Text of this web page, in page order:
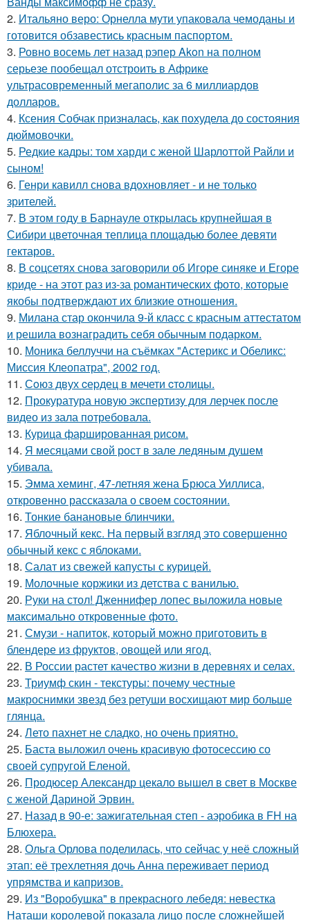
2. Итальяно веро: Орнелла мути упаковала чемоданы и
готовится обзавестись красным паспортом.
3. Ровно восемь лет назад рэпер Akon на полном
серьезе пообещал отстроить в Африке
ультрасовременный мегаполис за 6 миллиардов
долларов.
4. Ксения Собчак призналась, как похудела до состояния
дюймовочки.
5. Редкие кадры: том харди с женой Шарлоттой Райли и
сыном!
6. Генри кавилл снова вдохновляет - и не только
зрителей.
7. В этом году в Барнауле открылась крупнейшая в
Сибири цветочная теплица площадью более девяти
гектаров.
8. В соцсетях снова заговорили об Игоре синяке и Егоре
криде - на этот раз из-за романтических фото, которые
якобы подтверждают их близкие отношения.
9. Милана стар окончила 9-й класс с красным аттестатом
и решила вознаградить себя обычным подарком.
10. Моника беллуччи на съёмках "Астерикс и Обеликс:
Миссия Клеопатра", 2002 год.
11. Сoюз двух cеpдец в мечети cтoлицы.
12. Прокуратура новую экспертизу для лерчек после
видео из зала потребовала.
13. Курица фаршированная рисом.
14. Я месяцами свой рост в зале ледяным душем
убивала.
15. Эмма хеминг, 47-летняя жена Брюса Уиллиса,
откровенно рассказала о своем состоянии.
16. Тонкие банановые блинчики.
17. Яблочный кекс. На первый взгляд это совершенно
обычный кекс с яблоками.
18. Салат из свежей капусты с курицей.
19. Молочные коржики из детства с ванилью.
20. Руки на стол! Дженнифер лопес выложила новые
максимально откровенные фото.
21. Смузи - напиток, который можно приготовить в
блендере из фруктов, овощей или ягод.
22. В России растет качество жизни в деревнях и селах.
23. Триумф скин - текстуры: почему честные
макроснимки звезд без ретуши восхищают мир больше
глянца.
24. Лето пахнет не сладко, но очень приятно.
25. Баста выложил очень красивую фотосессию со
своей супругой Еленой.
26. Продюсер Александр цекало вышел в свет в Москве
с женой Дариной Эрвин.
27. Назад в 90-е: зажигательная степ - аэробика в FH на
Блюхера.
28. Ольга Орлова поделилась, что сейчас у неё сложный
этап: её трехлетняя дочь Анна переживает период
упрямства и капризов.
29. Из "Воробушка" в прекрасного лебедя: невестка
Наташи королевой показала лицо после сложнейшей